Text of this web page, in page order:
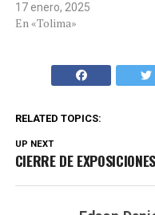
17 enero, 2025
En «Tolima»
RELATED TOPICS:
UP NEXT
CIERRE DE